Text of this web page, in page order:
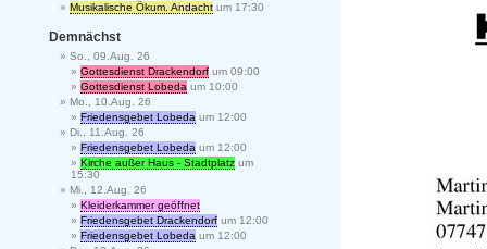
Musikalische Ökum. Andacht um 17:30
Demnächst
So., 09.Aug. 26
Gottesdienst Drackendorf um 09:00
Gottesdienst Lobeda um 10:00
Mo., 10.Aug. 26
Friedensgebet Lobeda um 12:00
Di., 11.Aug. 26
Friedensgebet Lobeda um 12:00
Kirche außer Haus - Stadtplatz um
15:30
Mi., 12.Aug. 26
Kleiderkammer geöffnet
Friedensgebet Drackendorf um 12:00
Friedensgebet Lobeda um 12:00